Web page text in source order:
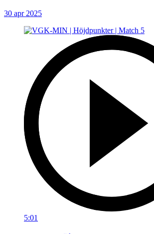
30 apr 2025
5:01